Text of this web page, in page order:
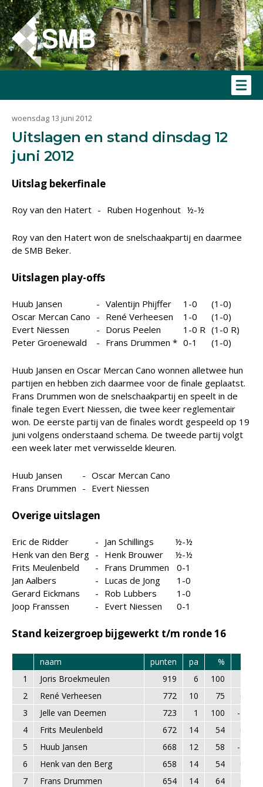
woensdag 13 juni 2012
Uitslagen en stand dinsdag 12
juni 2012
Uitslag bekerfinale
Roy van den Hatert - Ruben Hogenhout ½-½
Roy van den Hatert won de snelschaakpartij en daarmee
de SMB Beker.
Uitslagen play-offs
Huub Jansen - Valentijn Phijffer 1-0
(1-0)
Oscar Mercan Cano - René Verheesen 1-0
(1-0)
Evert Niessen
- Dorus Peelen 1-0 R (1-0 R)
Peter Groenewald
- Frans Drummen * 0-1 (1-0)
Huub Jansen en Oscar Mercan Cano wonnen alletwee hun
partijen en hebben zich daarmee voor de finale geplaatst.
Frans Drummen won de snelschaakpartij en speelt in de
finale tegen Evert Niessen, die twee keer reglementair
won. De eerste partij van de finales wordt gespeeld op 19
juni volgens onderstaand schema. De tweede partij volgt
een week later met verwisselde kleuren.
Huub Jansen - Oscar Mercan Cano
Frans Drummen - Evert Niessen
Overige uitslagen
Eric de Ridder - Jan Schillings
½-½
Henk van den Berg - Henk Brouwer
½-½
Frits Meulenbeld
- Frans Drummen
0-1
Jan Aalbers
- Lucas de Jong
1-0
Gerard Eickmans
- Rob Lubbers
1-0
Joop Franssen
- Evert Niessen 0-1
Stand keizergroep bijgewerkt t/m ronde 16
naam punten pa %
1
Joris Broekmeulen 919 6 100
2
René Verheesen 772 10 75 0
3
Jelle van Deemen 723 1 100 -1
4
Frits Meulenbeld 672 14 54 0
5
Huub Jansen 668 12 58 -2
6
Henk van den Berg 658 14 54 0
7
Frans Drummen 654 14 64 0